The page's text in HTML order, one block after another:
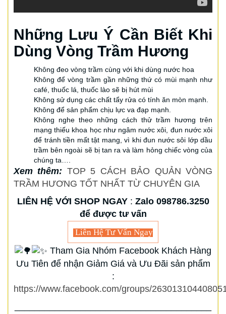
Những Lưu Ý Cần Biết Khi
Dùng Vòng Trầm Hương
Không đeo vòng trầm cùng với khi dùng nước hoa
Không để vòng trầm gần những thứ có mùi mạnh như
café, thuốc lá, thuốc lào sẽ bị hút mùi
Không sử dụng các chất tẩy rửa có tính ăn mòn mạnh.
Không để sản phẩm chịu lực va đạp mạnh.
Không nghe theo những cách thử trầm hương trên
mạng thiếu khoa học như ngâm nước xôi, đun nước xôi
để tránh tiền mất tật mang, vì khi đun nước sôi lớp dầu
trầm bên ngoài sẽ bị tan ra và làm hỏng chiếc vòng của
chúng ta….
Xem thêm: TOP 5 CÁCH BẢO QUẢN VÒNG
TRẦM HƯƠNG TỐT NHẤT TỪ CHUYÊN GIA
LIÊN HỆ VỚI SHOP NGAY: Zalo 098786.3250
để được tư vấn
Liên Hệ Tư Vấn Ngay
Tham Gia Nhóm Facebook Khách Hàng
Ưu Tiên để nhận Giảm Giá và Ưu Đãi sản phẩm
:
https://www.facebook.com/groups/